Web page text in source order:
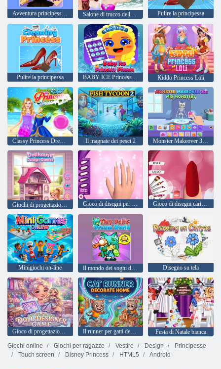
Avventura principessa avatar Salone di trucco della principessa Gloria Pulire la principessa
Pulire la principessa BABY ICE Princess Phone Kiddo Princess Loli
Classy Princess Dressup and Makeup Il magnate dei pesci 2 Monster Makeover 3D Mix Mostri
Gioco di disegni per unghie alla moda Gioco di disegni carini per unghie in 3D
Minigiochi on-line Il mondo dei sogni delle bambole minuscole Disegno su tela
Gioco di progettazione di bambole Il runner per gatti decora la casa
Festa di Natale bianca
Giochi online
Giochi per ragazze Vestire Design
Principesse
Touch screen
Disney Princess HTML5 Android